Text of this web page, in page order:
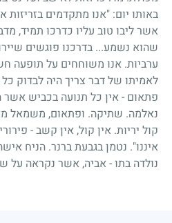
באותו יום: "אנו מתקדמים
אשר ליבו טוב עליו כדרכו תמיד,
שהוא נשמע... בדרכנו פוגשים
ערביות. אנו משוחחים על תופעה
לאמיתו של דבר צריך היה לבדוק
פתאום - אין כל תנועה בכביש
נאלמה. שתיקה. ופתאום, משמאל
קול יריות. אין קול, אין קשב -
נולדה בתו - אביה, אשר נקראה על